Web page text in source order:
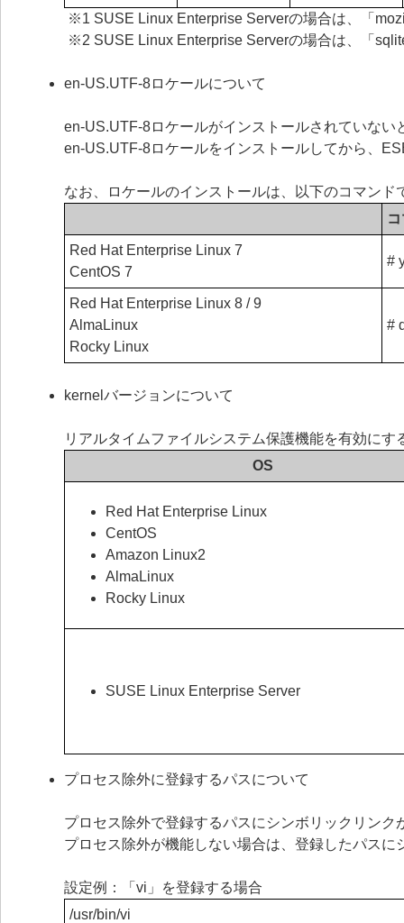
※1 SUSE Linux Enterprise Serverの場合は、「
※2 SUSE Linux Enterprise Serverの場合は、「
en-US.UTF-8ロケールについて
en-US.UTF-8ロケールがインストールされていな
en-US.UTF-8ロケールをインストールしてから、
なお、ロケールのインストールは、以下のコマンド
Red Hat Enterprise Linux 7
CentOS 7
#
Red Hat Enterprise Linux 8 / 9
AlmaLinux
Rocky Linux
#
kernelバージョンについて
リアルタイムファイルシステム保護機能を有効に
OS
Red Hat Enterprise Linux
CentOS
Amazon Linux2
AlmaLinux
Rocky Linux
SUSE Linux Enterprise Server
プロセス除外に登録するパスについて
プロセス除外で登録するパスにシンボリックリン
プロセス除外が機能しない場合は、登録したパス
設定例：「vi」を登録する場合
/usr/bin/vi